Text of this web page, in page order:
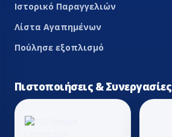
Ιστορικό Παραγγελιών
Λίστα Αγαπημένων
Πούλησε εξοπλισμό
Πιστοποιήσεις & Συνεργασίες